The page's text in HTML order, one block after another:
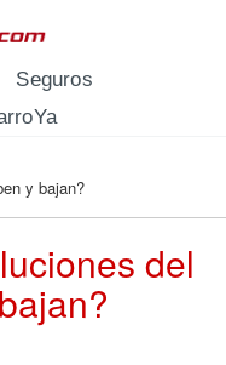
Seguros
y bajan?
del